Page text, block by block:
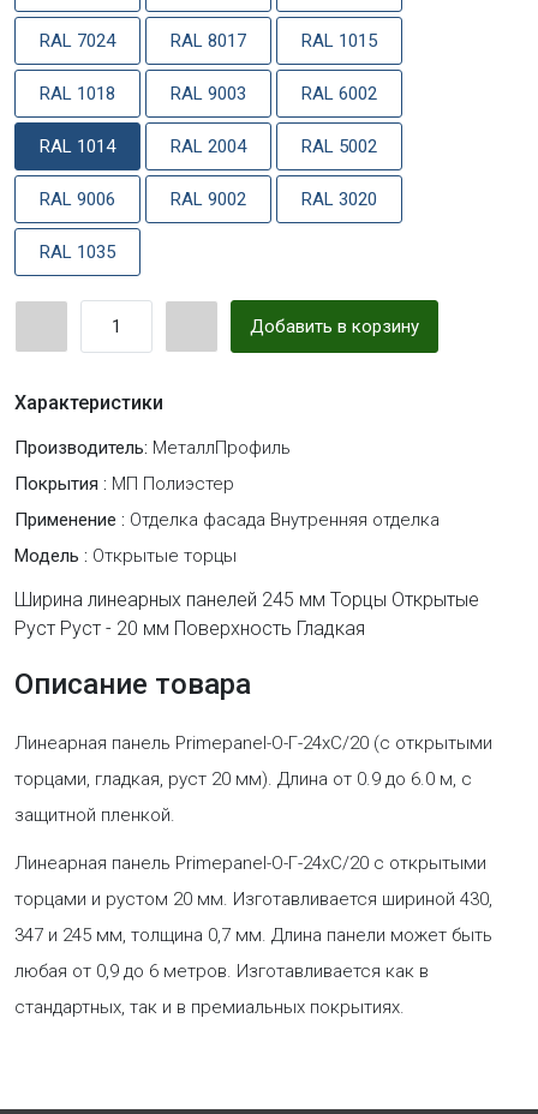
RAL 7024 RAL 8017 RAL 1015
RAL 1018 RAL 9003 RAL 6002
RAL 1014 RAL 2004 RAL 5002
RAL 9006 RAL 9002 RAL 3020
RAL 1035
Добавить в корзину
Характеристики
Производитель: МеталлПрофиль
Покрытия : МП Полиэстер
Применение : Отделка фасада Внутренняя отделка
Модель : Открытые торцы
Ширина линеарных панелей 245 мм Торцы Открытые
Руст Руст - 20 мм Поверхность Гладкая
Описание товара
Линеарная панель Primepanel-О-Г-24хС/20 (с открытыми
торцами, гладкая, руст 20 мм). Длина от 0.9 до 6.0 м, с
защитной пленкой.
Линеарная панель Primepanel-О-Г-24хС/20 с открытыми
торцами и рустом 20 мм. Изготавливается шириной 430,
347 и 245 мм, толщина 0,7 мм. Длина панели может быть
любая от 0,9 до 6 метров. Изготавливается как в
стандартных, так и в премиальных покрытиях.